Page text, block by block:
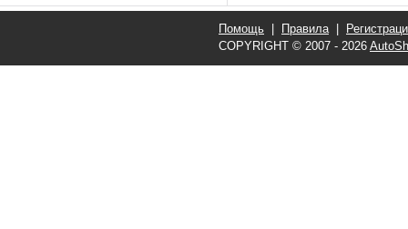
Помощь Правила|
COPYRIGHT © 2007 - 2026